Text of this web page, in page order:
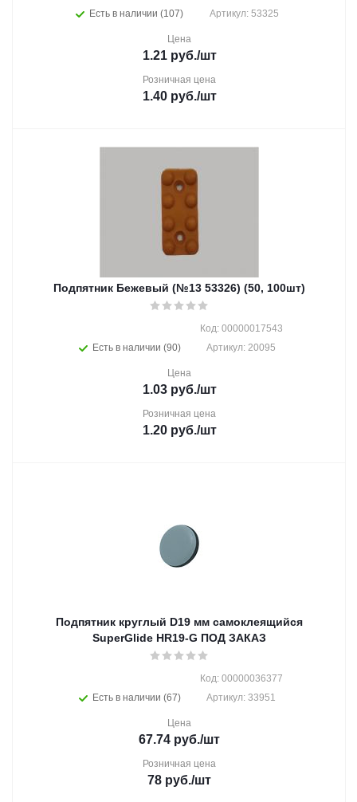
Есть в наличии (107) Артикул: 53325
Цена
1.21руб./шт
Розничная цена
1.40руб./шт
Подпятник Бежевый (№13 53326) (50, 100шт)
Есть в наличии (90)
Код: 00000017543
Артикул: 20095
Цена
1.03руб./шт
Розничная цена
1.20руб./шт
Подпятник круглый D19 мм самоклеящийся
SuperGlide HR19-G ПОД ЗАКАЗ
Есть в наличии (67)
Код: 00000036377
Артикул: 33951
Цена
67.74 руб./шт
Розничная цена
78 руб./шт